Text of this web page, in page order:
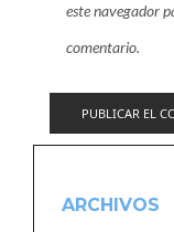
este navegador
comentario.
ARCHIVOS